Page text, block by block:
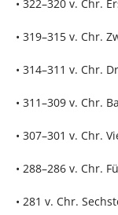
• 322–320 v. Chr.
• 319–315 v. Chr.
• 314–311 v. Chr.
• 311–309 v. Chr.
• 307–301 v. Chr.
• 288–286 v. Chr.
• 281 v. Chr.